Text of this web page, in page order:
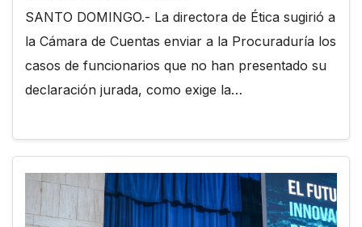
SANTO DOMINGO.- La directora de Ética sugirió a
la Cámara de Cuentas enviar a la Procuraduría los
casos de funcionarios que no han presentado su
declaración jurada, como exige la…